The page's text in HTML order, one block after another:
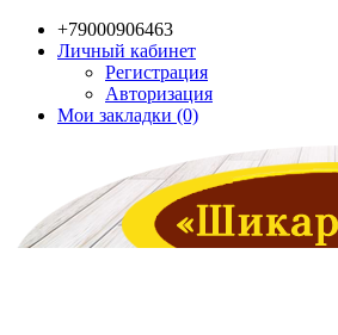
+79000906463
Личный кабинет
Регистрация
Авторизация
Мои закладки (0)